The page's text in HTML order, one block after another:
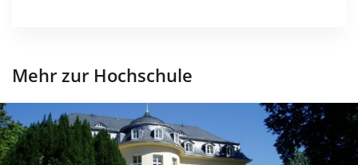
Mehr zur Hochschule